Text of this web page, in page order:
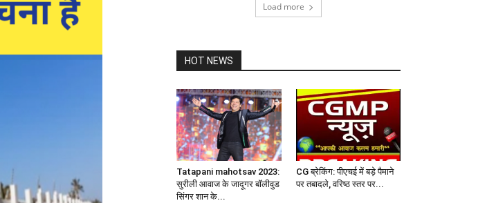
Load more
HOT NEWS
Tatapani mahotsav 2023:
सुरीली आवाज के जादूगर बॉलीवुड
सिंगर शान के...
CG ब्रेकिंग: पीएचई में बड़े पैमाने
पर तबादले, वरिष्ठ स्तर पर...